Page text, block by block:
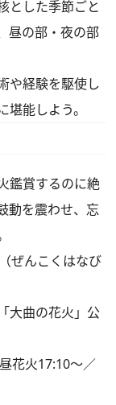
とした季節ごと
昼の部・夜の部
や経験を駆使し
能しよう。
鑑賞するのに絶
動を震わせ、忘
ぜんこくはなび
大曲の花火」公
花火17:10～／